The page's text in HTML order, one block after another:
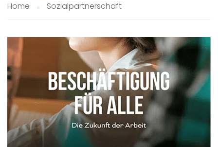
Home Sozialpartnerschaft